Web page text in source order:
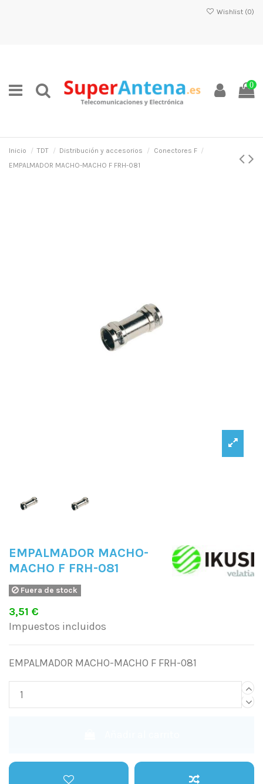
Wishlist (0)
0
Inicio TDT Distribución y accesorios
Conectores F
EMPALMADOR MACHO-MACHO F FRH-081
EMPALMADOR MACHO-
MACHO F FRH-081
Fuera de stock
3,51 €
Impuestos incluidos
EMPALMADOR MACHO-MACHO F FRH-081